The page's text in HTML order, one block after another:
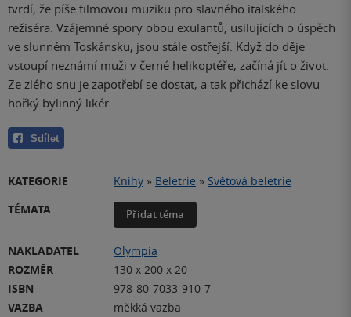
tvrdí, že píše filmovou muziku pro slavného italského
režiséra. Vzájemné spory obou exulantů, usilujících o úspěch
ve slunném Toskánsku, jsou stále ostřejší. Když do děje
vstoupí neznámí muži v černé helikoptéře, začíná jít o život.
Ze zlého snu je zapotřebí se dostat, a tak přichází ke slovu
hořký bylinný likér.
Sdílet
KATEGORIE Knihy » Beletrie » Světová beletrie
TÉMATA
Přidat téma
NAKLADATEL
Olympia
ROZMĚR
130 x 200 x 20
ISBN
978-80-7033-910-7
VAZBA
měkká vazba